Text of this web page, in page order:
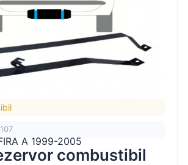
A 1999-2005
combustibil